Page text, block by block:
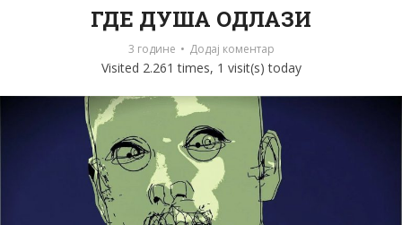
ГДЕ ДУША ОДЛАЗИ
3 године Додај коментар
Visited 2.261 times, 1 visit(s) today